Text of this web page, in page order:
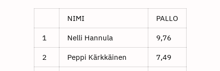
NIMI PALLO
1 Nelli Hannula 9,76
2 Peppi Kärkkäinen 7,49